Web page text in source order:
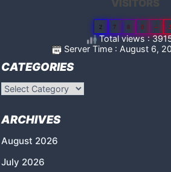
VISITORS
2 7 8 0 4 2
Total views :
Server Time : August 6,
CATEGORIES
Categories
ARCHIVES
August 2026
July 2026